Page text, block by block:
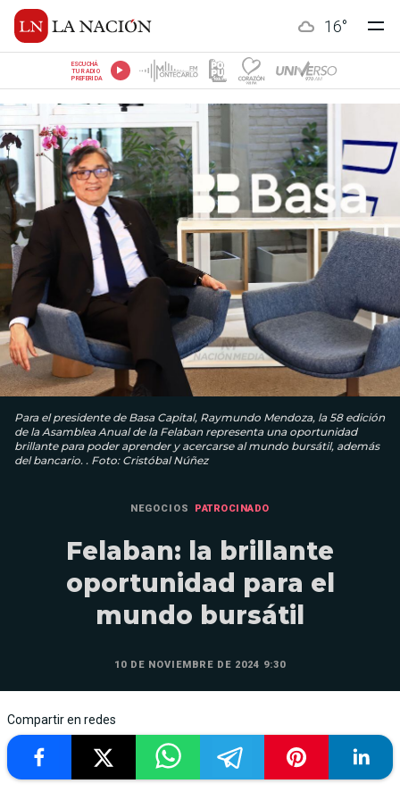
16°
ESCUCHÁ
TU RADIO
PREFERIDA
Para el presidente de Basa Capital, Raymundo Mendoza, la 58 edición
de la Asamblea Anual de la Felaban representa una oportunidad
brillante para poder aprender y acercarse al mundo bursátil, además
del bancario. . Foto: Cristóbal Núñez
NEGOCIOS PATROCINADO
Felaban: la brillante
oportunidad para el
mundo bursátil
10 DE NOVIEMBRE DE 2024 9:30
Compartir en redes